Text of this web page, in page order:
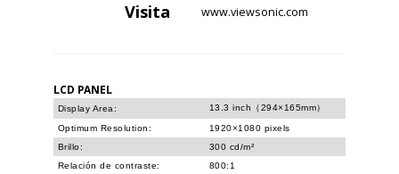
Visita www.viewsonic.com
LCD PANEL
Display Area: 13.3 inch（294×165mm）
Optimum Resolution:
1920×1080 pixels
Brillo:
300 cd/m²
Relación de contraste:
800:1